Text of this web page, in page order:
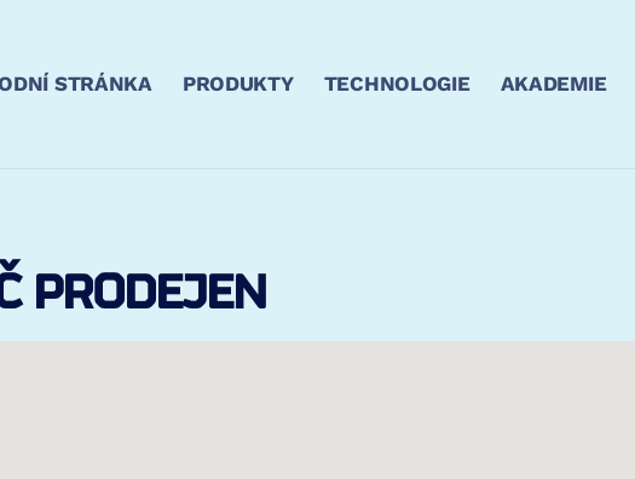
STRÁNKA PRODUKTY TECHNOLOGIE AKADEMIE
PRODEJEN